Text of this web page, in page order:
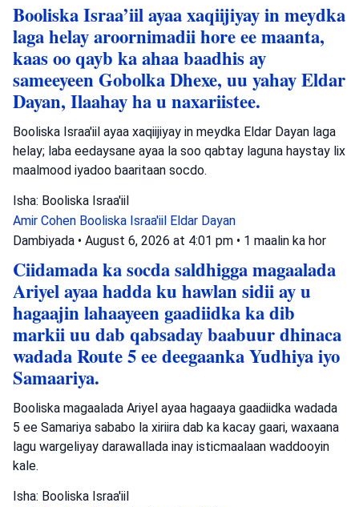
Booliska Israa’iil ayaa xaqiijiyay in meydka
laga helay aroornimadii hore ee maanta,
kaas oo qayb ka ahaa baadhis ay
sameeyeen Gobolka Dhexe, uu yahay Eldar
Dayan, Ilaahay ha u naxariistee.
Booliska Israa'iil ayaa xaqiijiyay in meydka Eldar Dayan laga
helay; laba eedaysane ayaa la soo qabtay laguna haystay lix
maalmood iyadoo baaritaan socdo.
Isha: Booliska Israa'iil
Amir Cohen Booliska Israa'iil Eldar Dayan
Dambiyada • August 6, 2026 at 4:01 pm • 1 maalin ka hor
Ciidamada ka socda saldhigga magaalada
Ariyel ayaa hadda ku hawlan sidii ay u
hagaajin lahaayeen gaadiidka ka dib
markii uu dab qabsaday baabuur dhinaca
wadada Route 5 ee deegaanka Yudhiya iyo
Samaariya.
Booliska magaalada Ariyel ayaa hagaaya gaadiidka wadada
5 ee Samariya sababo la xiriira dab ka kacay gaari, waxaana
lagu wargeliyay darawallada inay isticmaalaan waddooyin
kale.
Isha: Booliska Israa'iil